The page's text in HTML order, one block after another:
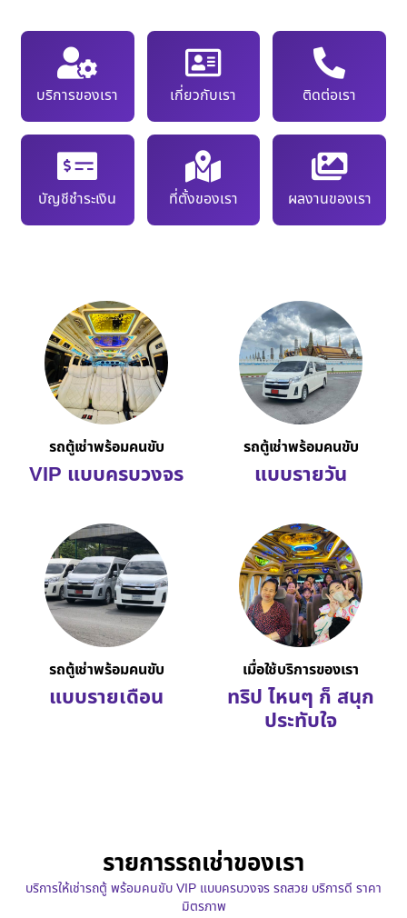
บริการของเรา เกี่ยวกับเรา ติดต่อเรา
บัญชีชำระเงิน ที่ตั้งของเรา ผลงานของเรา
รถตู้เช่าพร้อมคนขับ
VIP แบบครบวงจร
รถตู้เช่าพร้อมคนขับ
แบบรายวัน
รถตู้เช่าพร้อมคนขับ
แบบรายเดือน
เมื่อใช้บริการของเรา
ทริป ไหนๆ ก็ สนุก
ประทับใจ
รายการรถเช่าของเรา
บริการให้เช่ารถตู้ พร้อมคนขับ VIP แบบครบวงจร รถสวย บริการดี ราคา
มิตรภาพ